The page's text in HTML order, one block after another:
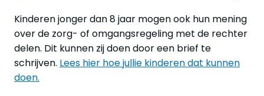
Kinderen jonger dan 8 jaar mogen ook hun mening
over de zorg- of omgangsregeling met de rechter
delen. Dit kunnen zij doen door een brief te
schrijven. Lees hier hoe jullie kinderen dat kunnen
doen.